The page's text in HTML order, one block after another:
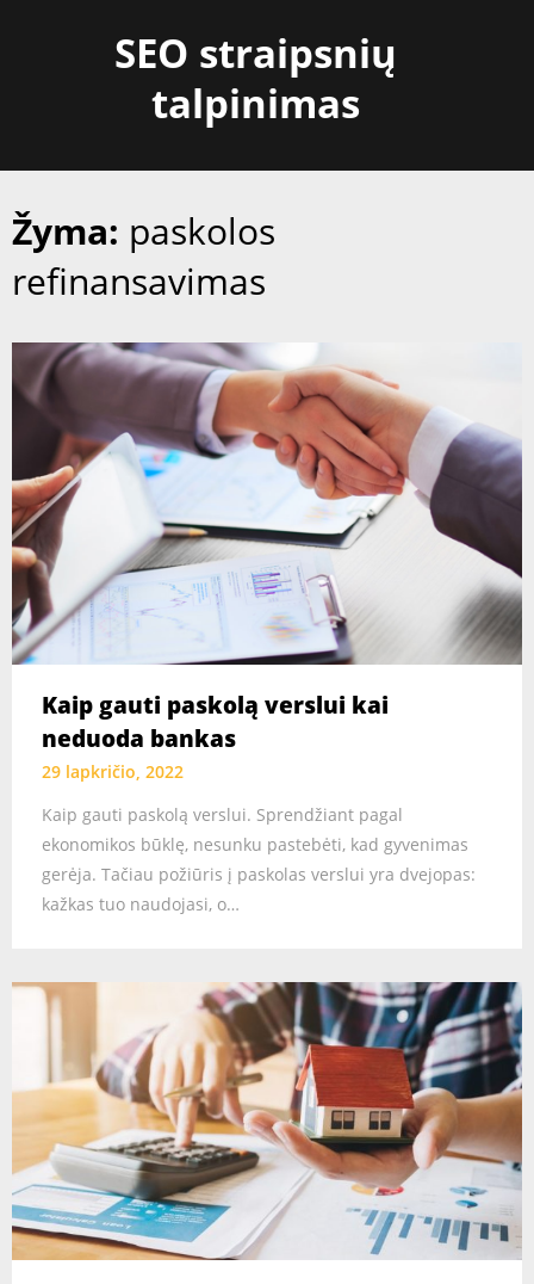
SEO straipsnių
talpinimas
Žyma: paskolos
refinansavimas
Kaip gauti paskolą verslui kai
neduoda bankas
29 lapkričio, 2022
Kaip gauti paskolą verslui. Sprendžiant pagal
ekonomikos būklę, nesunku pastebėti, kad gyvenimas
gerėja. Tačiau požiūris į paskolas verslui yra dvejopas:
kažkas tuo naudojasi, o…